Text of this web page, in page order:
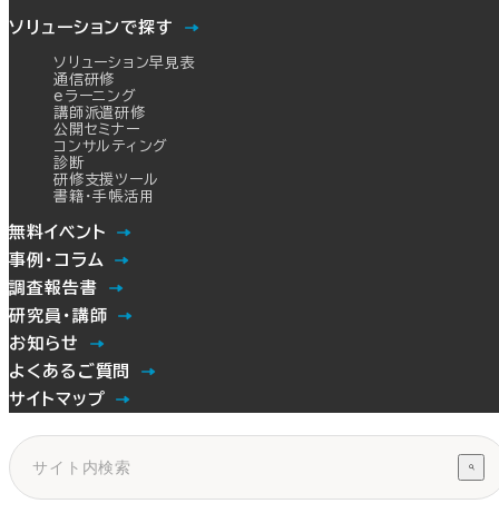
ソリューションで探す
ソリューション早見表
通信研修
eラーニング
講師派遣研修
公開セミナー
コンサルティング
診断
研修支援ツール
書籍・手帳活用
無料イベント
事例・コラム
調査報告書
研究員・講師
お知らせ
よくあるご質問
サイトマップ